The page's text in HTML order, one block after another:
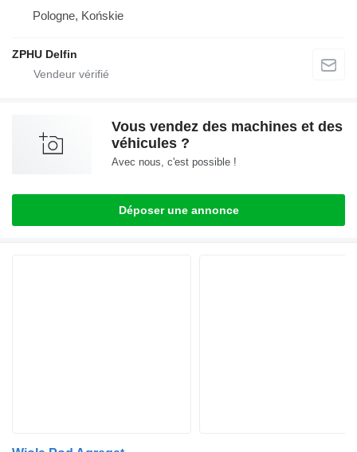
Pologne, Końskie
ZPHU Delfin
Vous vendez des machines et des
véhicules ?
Avec nous, c'est possible !
Déposer une annonce